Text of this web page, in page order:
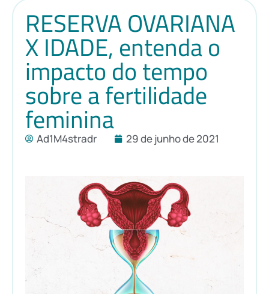
RESERVA OVARIANA
X IDADE, entenda o
impacto do tempo
sobre a fertilidade
feminina
Ad1M4stradr 29 de junho de 2021